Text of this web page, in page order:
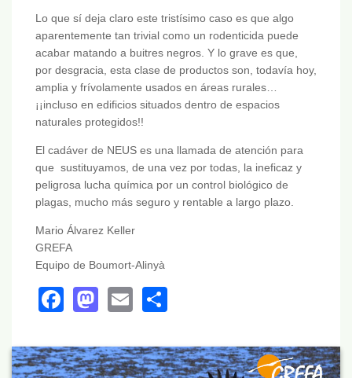
Lo que sí deja claro este tristísimo caso es que algo
aparentemente tan trivial como un rodenticida puede
acabar matando a buitres negros. Y lo grave es que,
por desgracia, esta clase de productos son, todavía hoy,
amplia y frívolamente usados en áreas rurales…
¡¡incluso en edificios situados dentro de espacios
naturales protegidos!!
El cadáver de NEUS es una llamada de atención para
que sustituyamos, de una vez por todas, la ineficaz y
peligrosa lucha química por un control biológico de
plagas, mucho más seguro y rentable a largo plazo.
Mario Álvarez Keller
GREFA
Equipo de Boumort-Alinyà
Facebook
Mastodon
Email